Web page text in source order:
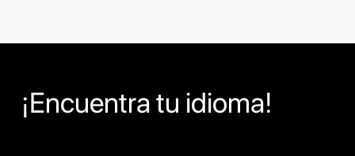
¡Encuentra tu idioma!